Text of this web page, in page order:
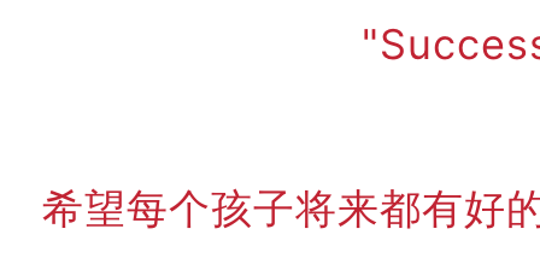
希望每个孩子将来都有好